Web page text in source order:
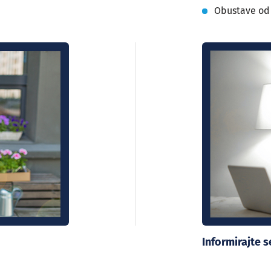
Obustave
Informirajte